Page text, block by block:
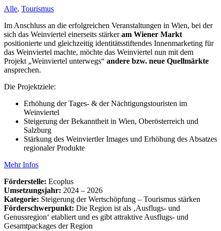
Alle, Tourismus
Im Anschluss an die erfolgreichen Veranstaltungen in Wien, bei der
sich das Weinviertel einerseits stärkeram Wiener Markt
positionierte und gleichzeitig identitätsstiftendes Innenmarketing für
das Weinviertel machte, möchte das Weinviertel nun mit dem
Projekt „Weinviertel unterwegs“ andere bzw. neue Quellmärkte
ansprechen.
Die Projektziele:
Erhöhung der Tages- & der Nächtigungstouristen im
Weinviertel
Steigerung der Bekanntheit in Wien, Oberösterreich und
Salzburg
Stärkung des Weinviertler Images und Erhöhung des Absatzes
regionaler Produkte
Mehr Infos
Förderstelle: Ecoplus
Umsetzungsjahr: 2024 – 2026
Kategorie: Steigerung der Wertschöpfung – Tourismus stärken
Förderschwerpunkt: Die Region ist als ‚Ausflugs- und
Genussregion‘ etabliert und es gibt attraktive Ausflugs- und
Gesamtpackages der Region